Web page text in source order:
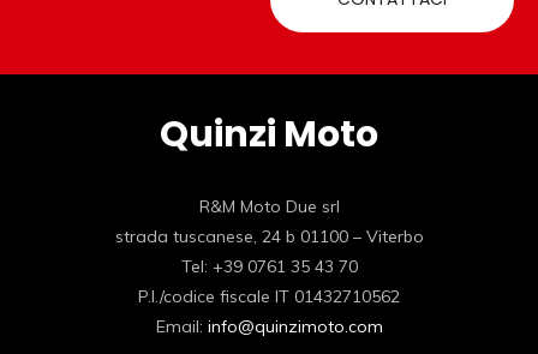
Quinzi Moto
R&M Moto Due srl
strada tuscanese, 24 b 01100 – Viterbo
Tel: +39 0761 35 43 70
P.I./codice fiscale IT 01432710562
Email: info@quinzimoto.com